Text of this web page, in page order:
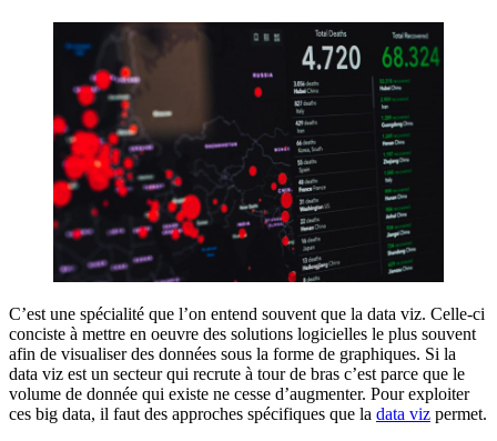
C’est une spécialité que l’on entend souvent que la data viz. Celle-ci
conciste à mettre en oeuvre des solutions logicielles le plus souvent
afin de visualiser des données sous la forme de graphiques. Si la
data viz est un secteur qui recrute à tour de bras c’est parce que le
volume de donnée qui existe ne cesse d’augmenter. Pour exploiter
ces big data, il faut des approches spécifiques que la data viz permet.